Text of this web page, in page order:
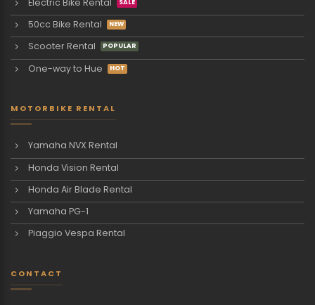
50cc Bike Rental
Scooter Rental
One-way to Hue
MOTORBIKE RENTAL
Yamaha NVX Rental
Honda Vision Rental
Honda Air Blade Rental
Yamaha PG-1
Piaggio Vespa Rental
CONTACT